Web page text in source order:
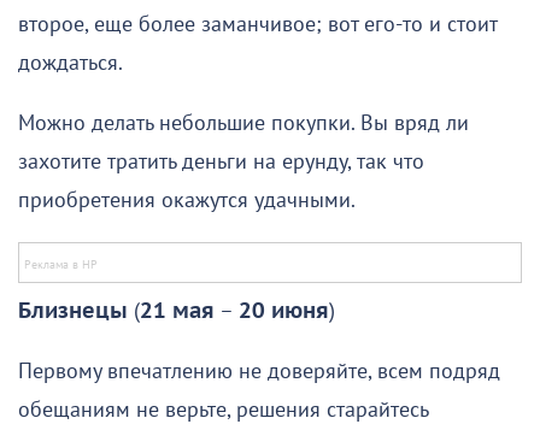
второе, еще более заманчивое; вот его-то и стоит
дождаться.
Можно делать небольшие покупки. Вы вряд ли
захотите тратить деньги на ерунду, так что
приобретения окажутся удачными.
Близнецы (21 мая – 20 июня)
Первому впечатлению не доверяйте, всем подряд
обещаниям не верьте, решения старайтесь